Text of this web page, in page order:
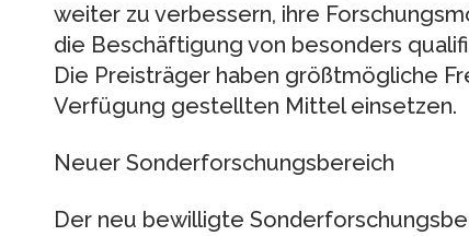
weiter zu verbessern, ihre
die Beschäftigung von besonders
Die Preisträger haben größtmögliche
Verfügung gestellten Mittel einsetzen.
Neuer Sonderforschungsbereich
Der neu bewilligte